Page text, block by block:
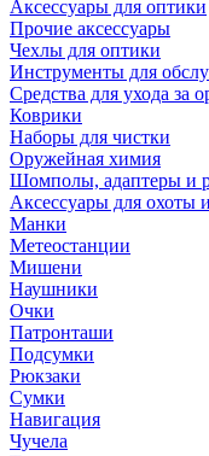
Аксессуары для оптики
Прочие аксессуары
Чехлы для оптики
Инструменты для
Средства для ухода за
Коврики
Наборы для чистки
Оружейная химия
Шомполы, адаптеры и
Аксессуары для охоты
Манки
Метеостанции
Мишени
Наушники
Очки
Патронташи
Подсумки
Рюкзаки
Сумки
Навигация
Чучела